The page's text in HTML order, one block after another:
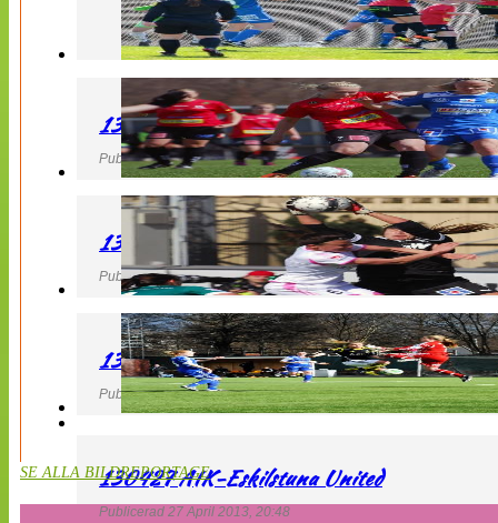
130427 LB 07 – QBIK
Publicerad 27 April 2013, 22:40
130427 IF Limhamn Bunkeflo – QBIK
Publicerad 27 April 2013, 21:10
130427 LdB FC Malmö – Mallbackens IF
Publicerad 27 April 2013, 20:54
130427 AIK-Eskilstuna United
Publicerad 27 April 2013, 20:48
SE ALLA BILDREPORTAGE